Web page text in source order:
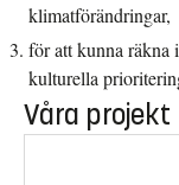
klimatförändringar,
för att kunna räkna
kulturella
Våra projekt